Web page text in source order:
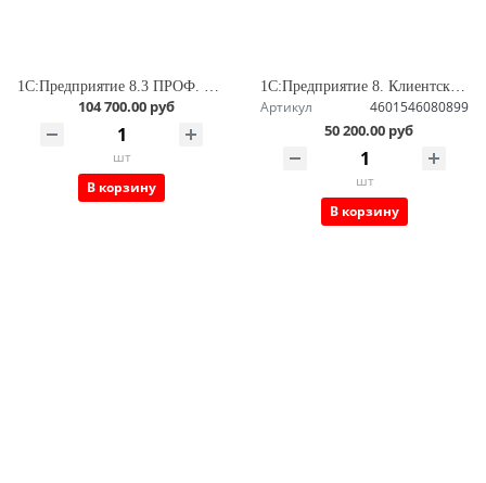
1С:Предприятие 8.3 ПРОФ. Лицензия на сервер (x86-64)
104 700.00 руб
шт
В корзину
1С:Предприятие 8. Клиентская лицензия на 10 рабочих мест
Артикул 4601546080899
50 200.00 руб
шт
В корзину